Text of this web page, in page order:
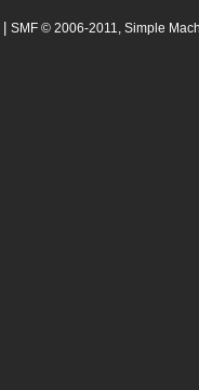
| SMF © 2006-2011, Simple